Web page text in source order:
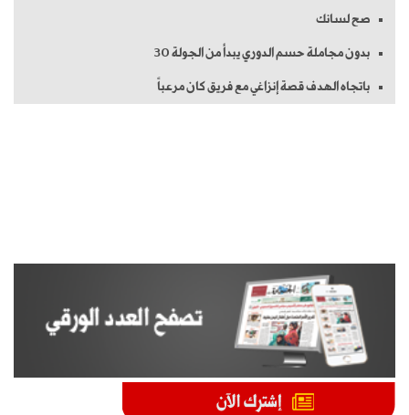
صح لسانك
بدون مجاملة حسم الدوري يبدأ من الجولة 30
باتجاه الهدف قصة إنزاغي مع فريق كان مرعباً